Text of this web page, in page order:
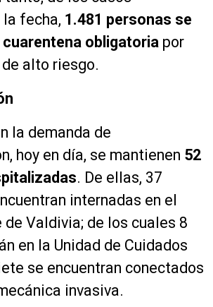
fecha, 1.481 personas se
cuarentena obligatoria por
alto riesgo.
la demanda de
hoy en día, se mantienen 52
. De ellas, 37
internadas en el
Valdivia; de los cuales 8
en la Unidad de Cuidados
se encuentran conectados
invasiva.